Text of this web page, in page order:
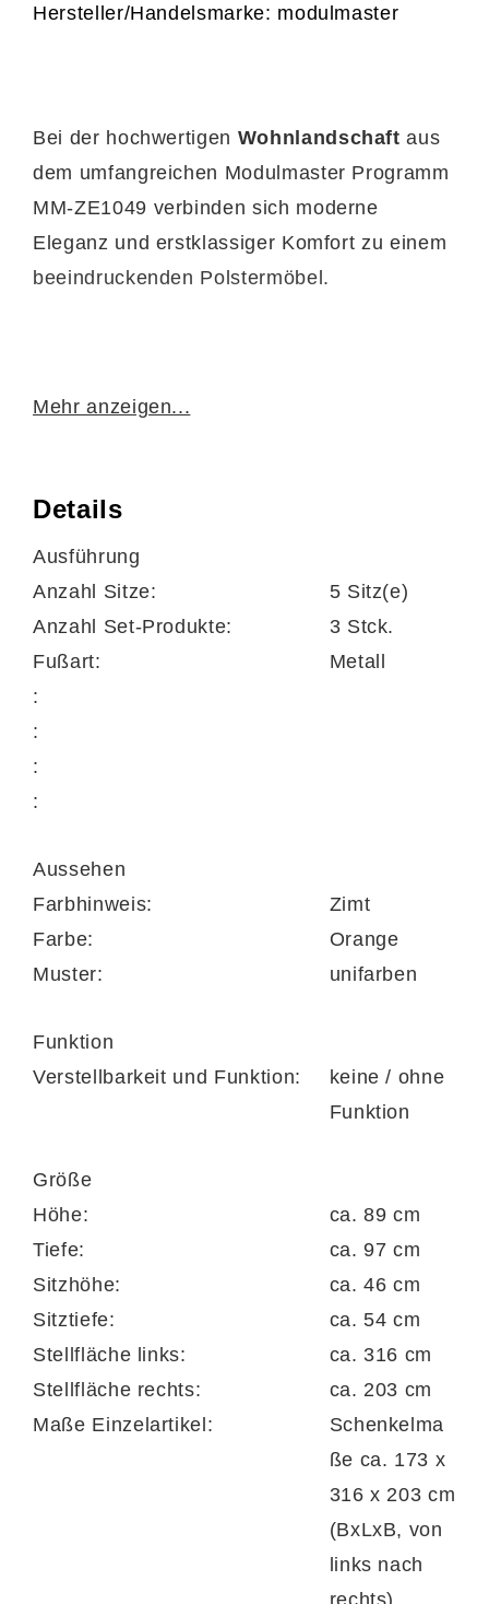
Hersteller/Handelsmarke: modulmaster
Bei der hochwertigen Wohnlandschaftaus
dem umfangreichen Modulmaster Programm
MM-ZE1049 verbinden sich moderne
Eleganz und erstklassiger Komfort zu einem
beeindruckenden Polstermöbel.
bestens harmoniert. Einen gelungenen
aluminiumfarbene Metallfüße
vervollständigen das stilvolle Design und
verleihen dem Sofa zudem die nötige
Standfestigkeit.
beträgt ca. 316 x 203 cm; die
Schenkelmaße
belaufen sich auf ca. 173 x
316 x 203 cm (BxLB, von links nach
Dank der weichen
Kaltschaumpolsterung
auf stützender Wellenunterfederung sitzen
Sie auf der Couch sehr bequem. Preisgleich
ist die Polsterecke auch mit einer festeren
Federkern- und gegen Aufpreis sogar mit
einer luxuriösen Boxspringpolsterung
erhältlich. Sie hat eine Sitzhöhe von ca. 46
cm und eine Sitztiefe von ca. 54 cm.
Mehr anzeigen...
Details
Ausführung
Anzahl Sitze:
5 Sitz(e)
Anzahl Set-Produkte:
3 Stck.
Fußart:
Metall
:
:
:
:
Aussehen
Farbhinweis:
Zimt
Farbe:
Orange
Muster:
unifarben
Funktion
Verstellbarkeit und Funktion:
keine / ohne
Funktion
Größe
Höhe:
ca. 89 cm
Tiefe:
ca. 97 cm
Sitzhöhe:
ca. 46 cm
Sitztiefe:
ca. 54 cm
Stellfläche links:
ca. 316 cm
Stellfläche rechts:
ca. 203 cm
Maße Einzelartikel:
Schenkelma
ße ca. 173 x
316 x 203 cm
(BxLxB, von
links nach
rechts)